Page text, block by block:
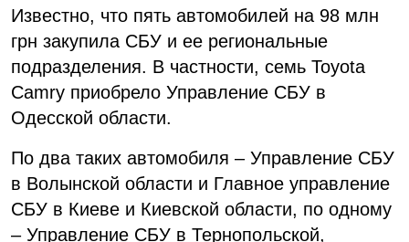
Известно, что пять автомобилей на 98 млн
грн закупила СБУ и ее региональные
подразделения. В частности, семь Toyota
Camry приобрело Управление СБУ в
Одесской области.
По два таких автомобиля – Управление СБУ
в Волынской области и Главное управление
СБУ в Киеве и Киевской области, по одному
– Управление СБУ в Тернопольской,